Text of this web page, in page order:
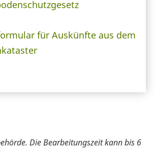
für Auskünfte aus dem
Die Bearbeitungszeit kann bis 6